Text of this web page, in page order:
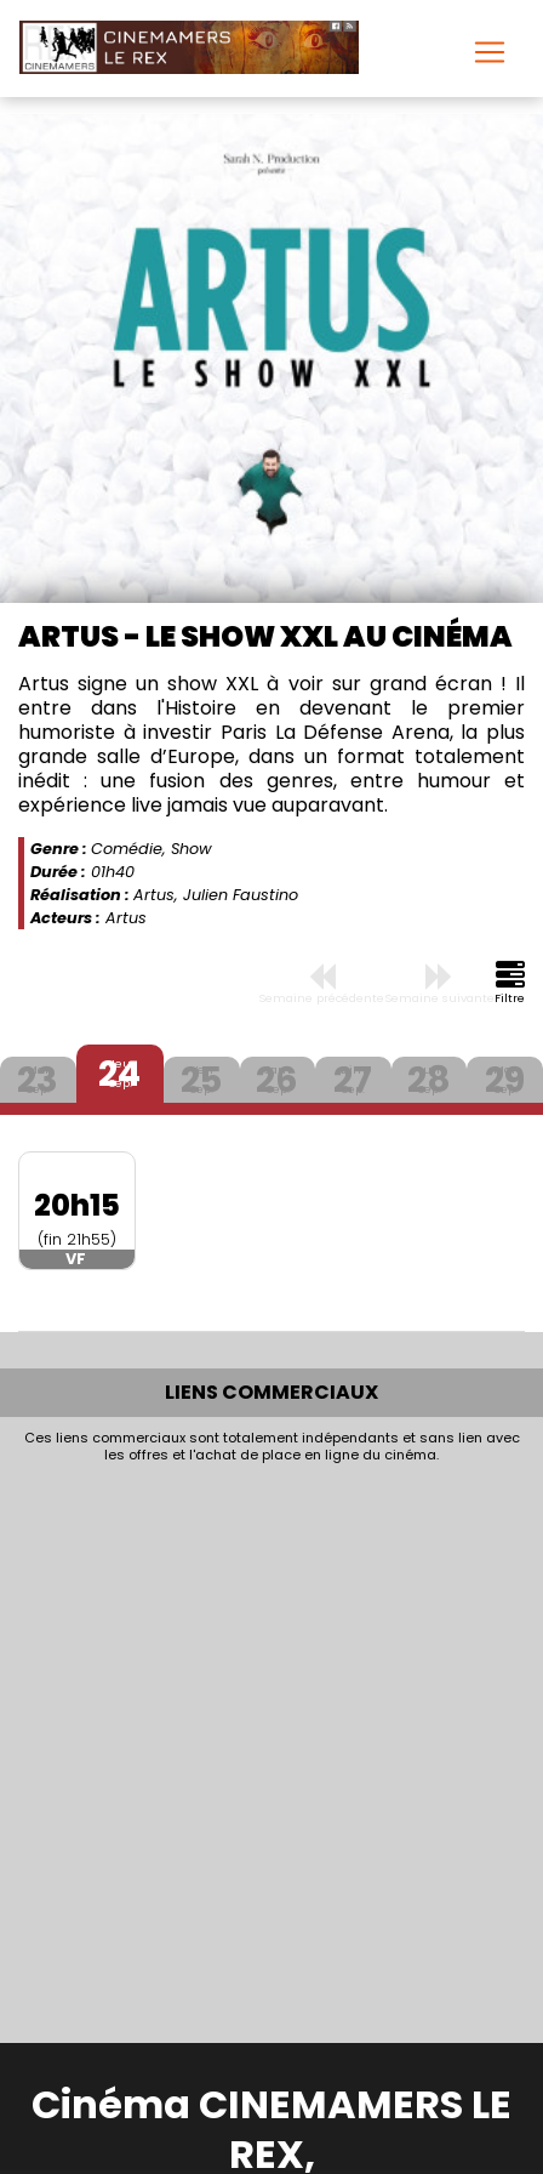
ARTUS - LE SHOW XXL AU CINÉMA
Artus signe un show XXL à voir sur grand écran ! Il
entre dans l'Histoire en devenant le premier
humoriste à investir Paris La Défense Arena, la plus
grande salle d’Europe, dans un format totalement
inédit : une fusion des genres, entre humour et
expérience live jamais vue auparavant.
Genre : Comédie, Show
Durée : 01h40
Réalisation : Artus, Julien Faustino
Acteurs : Artus
Semaine précédente Semaine suivante Filtre
Mer
23
Sep.
Jeu
24
Sep.
Ven
25
Sep.
Sam
26
Sep.
Dim
27
Sep.
Lun
28
Sep.
Mar
29
Sep.
20h15
(fin 21h55)
VF
LIENS COMMERCIAUX
Ces liens commerciaux sont totalement indépendants et sans lien avec
les offres et l'achat de place en ligne du cinéma.
Cinéma CINEMAMERS LE
REX,